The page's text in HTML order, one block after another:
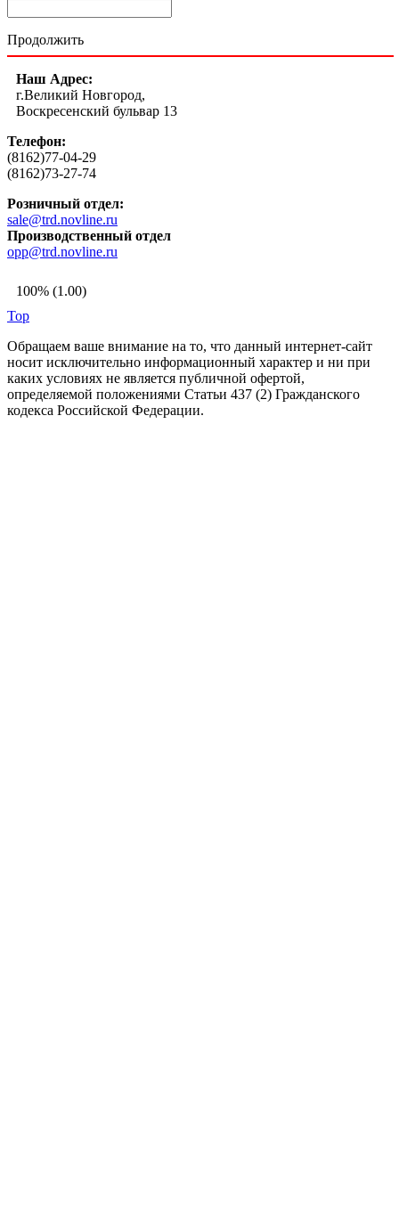
Продолжить
Наш Адрес:
г.Великий Новгород,
Воскресенский бульвар 13
Телефон:
(8162)77-04-29
(8162)73-27-74
Розничный отдел:
sale@trd.novline.ru
Производственный отдел
opp@trd.novline.ru
100% (1.00)
Top
Обращаем ваше внимание на то, что данный интернет-сайт
носит исключительно информационный характер и ни при
каких условиях не является публичной офертой,
определяемой положениями Статьи 437 (2) Гражданского
кодекса Российской Федерации.